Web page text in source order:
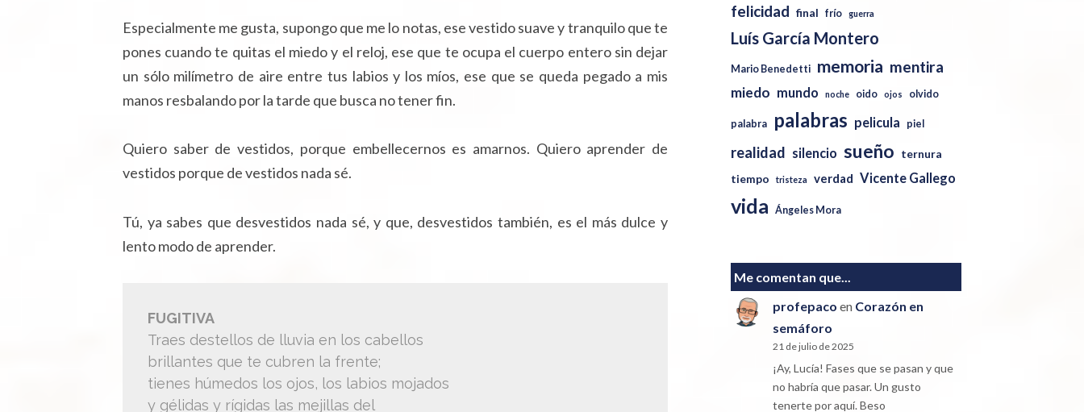
Especialmente me gusta, supongo que me lo notas, ese vestido suave y tranquilo que te
pones cuando te quitas el miedo y el reloj, ese que te ocupa el cuerpo entero sin dejar
un sólo milímetro de aire entre tus labios y los míos, ese que se queda pegado a mis
manos resbalando por la tarde que busca no tener fin.
Quiero saber de vestidos, porque embellecernos es amarnos. Quiero aprender de
vestidos porque de vestidos nada sé.
Tú, ya sabes que desvestidos nada sé, y que, desvestidos también, es el más dulce y
lento modo de aprender.
FUGITIVA
Traes destellos de lluvia en los cabellos
brillantes que te cubren la frente;
tienes húmedos los ojos, los labios mojados
y gélidas y rígidas las mejillas del
felicidad final frío guerra
Luís García Montero
Mario Benedetti memoria mentira
miedo mundo noche oido ojos olvido
palabra palabras pelicula piel
realidad silencio sueño ternura
tiempo
tristeza verdad Vicente Gallego
vida Ángeles Mora
Me comentan que...
profepaco en Corazón en
semáforo
21 de julio de 2025
¡Ay, Lucía! Fases que se pasan y que
no habría que pasar. Un gusto
tenerte por aquí. Beso